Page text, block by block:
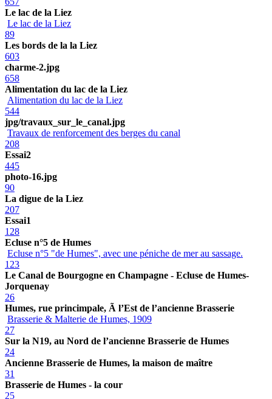
Le lac de la Liez
Le lac de la Liez
89
Les bords de la la Liez
603
charme-2.jpg
658
Alimentation du lac de la Liez
Alimentation du lac de la Liez
544
jpg/travaux_sur_le_canal.jpg
Travaux de renforcement des berges du canal
208
Essai2
445
photo-16.jpg
90
La digue de la Liez
207
Essai1
128
Ecluse n°5 de Humes
Ecluse n°5 "de Humes", avec une péniche de mer au sassage.
123
Le Canal de Bourgogne en Champagne - Ecluse de Humes-
Jorquenay
26
Humes, rue princimpale, Ã l’Est de l’ancienne Brasserie
Brasserie & Malterie de Humes, 1909
27
Sur la N19, au Nord de l’ancienne Brasserie de Humes
24
Ancienne Brasserie de Humes, la maison de maître
31
Brasserie de Humes - la cour
25